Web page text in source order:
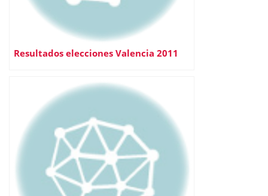
Resultados elecciones Valencia 2011